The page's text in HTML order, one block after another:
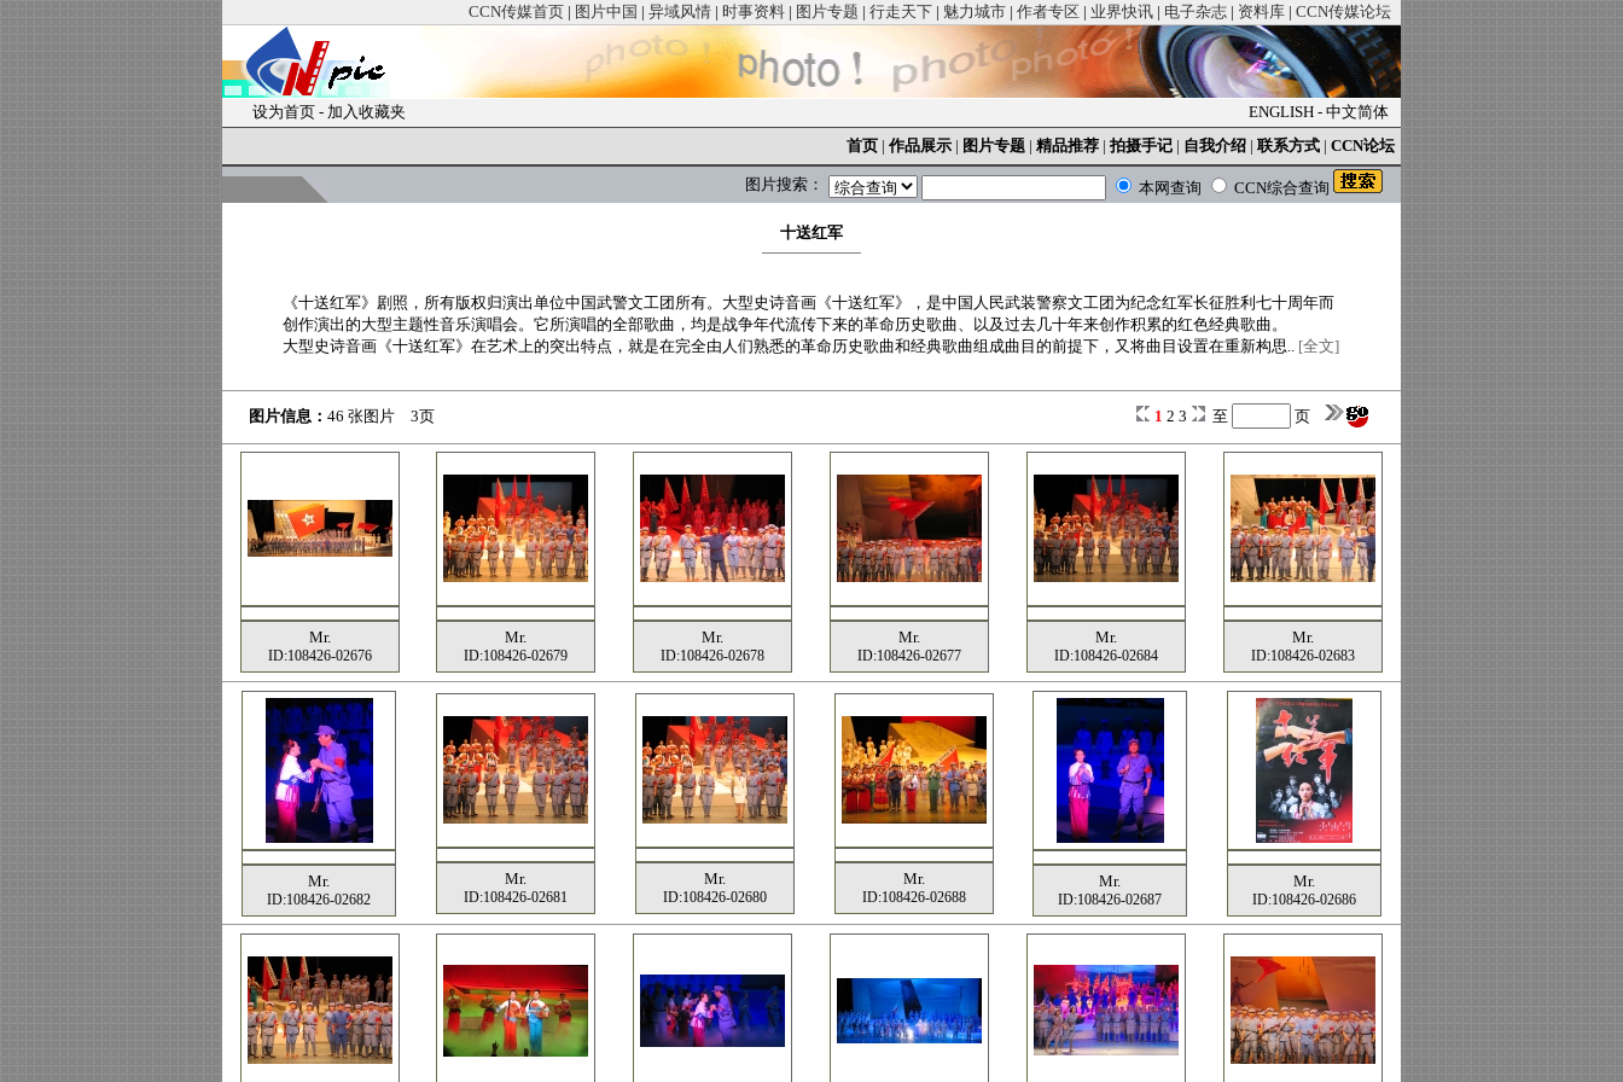
CCN传媒首页 | 图片中国 | 异域风情 | 时事资料 | 图片专题 | 行走天下 | 魅力城市 | 作者专区 | 业界快讯 | 电子杂志 | 资料库 | CCN传媒论坛
设为首页 - 加入收藏夹 ENGLISH - 中文简体
首页 | 作品展示 | 图片专题 | 精品推荐 | 拍摄手记 | 自我介绍 | 联系方式 | CCN论坛
图片搜索： 本网查询 CCN综合查询
十送红军
《十送红军》剧照，所有版权归演出单位中国武警文工团所有。大型史诗音画《十送红军》，是中国人民武装警察文工团为纪念红军长征胜利七十周年而
创作演出的大型主题性音乐演唱会。它所演唱的全部歌曲，均是战争年代流传下来的革命历史歌曲、以及过去几十年来创作积累的红色经典歌曲。
大型史诗音画《十送红军》在艺术上的突出特点，就是在完全由人们熟悉的革命历史歌曲和经典歌曲组成曲目的前提下，又将曲目设置在重新构思.. [全文]
图片信息： 46 张图片 3页 1 2 3 至 页
Mr.
ID:108426-02676
Mr.
ID:108426-02679
Mr.
ID:108426-02678
Mr.
ID:108426-02677
Mr.
ID:108426-02684
Mr.
ID:108426-02683
Mr.
ID:108426-02682
Mr.
ID:108426-02681
Mr.
ID:108426-02680
Mr.
ID:108426-02688
Mr.
ID:108426-02687
Mr.
ID:108426-02686